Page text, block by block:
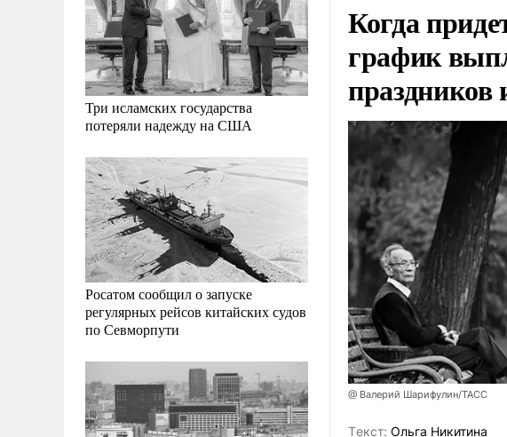
Три исламских государства
потеряли надежду на США
Росатом сообщил о запуске
регулярных рейсов китайских судов
по Севморпути
Когда
график
@ Валерий Шарифулин/ТАСС
Tекст: Ольга Никитина